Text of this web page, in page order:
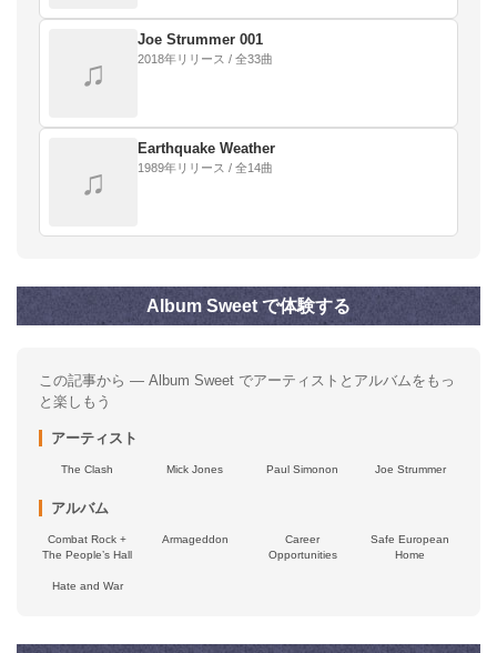
♫
Joe Strummer 001
2018年リリース / 全33曲
♫
Earthquake Weather
1989年リリース / 全14曲
Album Sweet で体験する
この記事から — Album Sweet でアーティストとアルバムをもっ
と楽しもう
アーティスト
The Clash Mick Jones Paul Simonon Joe Strummer
アルバム
Combat Rock +
The People’s Hall
Armageddon
Career
Opportunities
Safe European
Home
Hate and War